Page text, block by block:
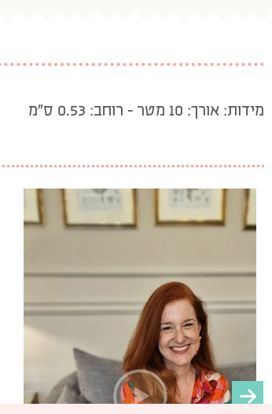
מידות: אורך: 10 מטר – רוחב: 0.53 ס”מ